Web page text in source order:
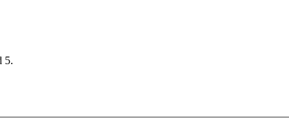
5.